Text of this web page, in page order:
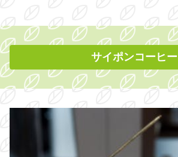
サイポンコーヒー